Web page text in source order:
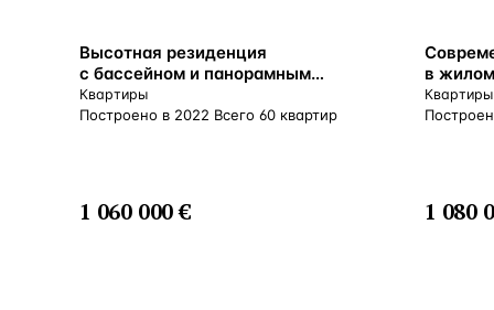
ВНЖ
Высотная резиденция
с бассейном и панорамным
видом в 100 метрах от моря,
Гермасойя, Кипр
Квартиры
Построено в 2022 Всего 60 квартир
1 060 000 €
ВНЖ
в
от
Квартиры
1 080